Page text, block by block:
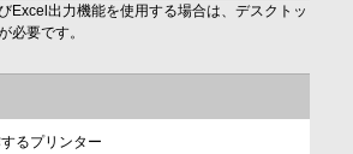
Excel出力機能を使用する場合は、デスクトッ
必要です。
るプリンター